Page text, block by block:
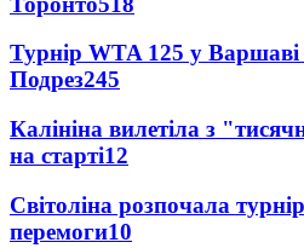
Турнір WTA 125 у Варшаві
Подрез245
Калініна вилетіла з
на старті12
Світоліна розпочала
перемоги10